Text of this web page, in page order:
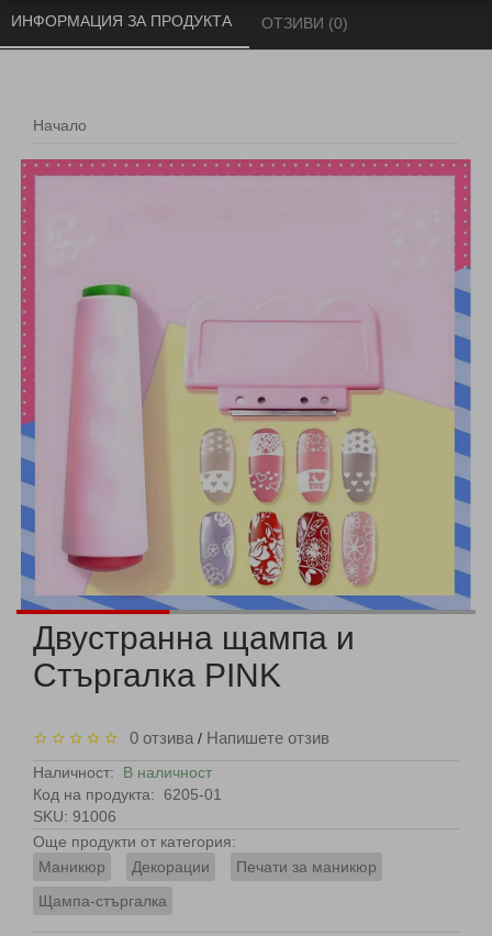
Начало
ИНФОРМАЦИЯ ЗА ПРОДУКТА ОТЗИВИ (0)
Двустранна щампа и
Стъргалка PINK
0 отзива / Напишете отзив
Наличност: В наличност
Код на продукта: 6205-01
SKU: 91006
Още продукти от категория:
Маникюр
Декорации
Печати за маникюр
Щампа-стъргалка